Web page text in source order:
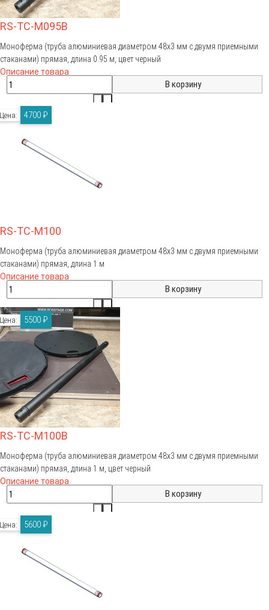
RS-TC-M095B
Моноферма (труба алюминиевая диаметром 48х3 мм с двумя приемными
стаканами) прямая, длина 0.95 м, цвет черный
Описание товара
RS-TC-M100
Моноферма (труба алюминиевая диаметром 48х3 мм с двумя приемными
стаканами) прямая, длина 1 м
Описание товара
Цена: 4700 ₽
RS-TC-M100B
Моноферма (труба алюминиевая диаметром 48х3 мм с двумя приемными
стаканами) прямая, длина 1 м, цвет черный
Описание товара
Цена: 5500 ₽
Цена: 5600 ₽